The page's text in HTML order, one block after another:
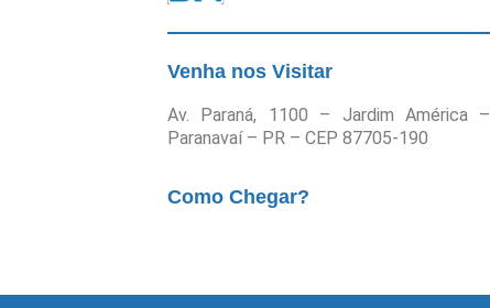
Venha nos Visitar
Av. Paraná, 1100 – Jardim América –
Paranavaí – PR – CEP 87705-190
Como Chegar?